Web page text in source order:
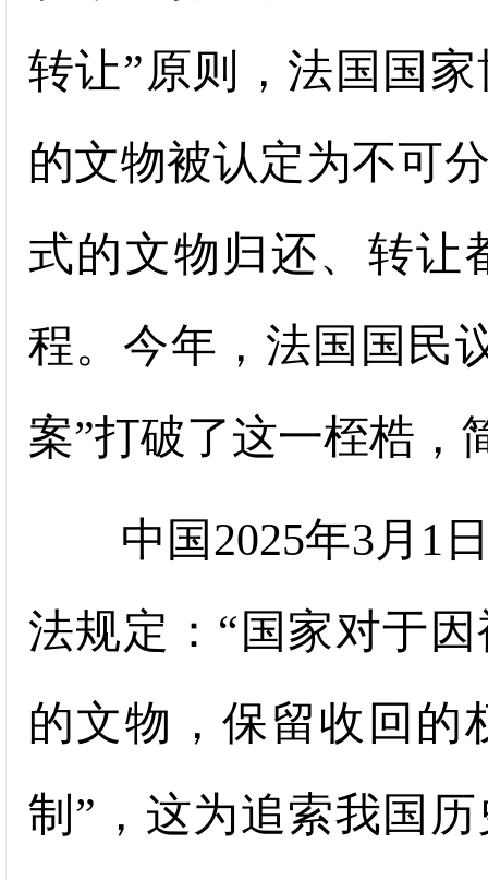
转让”原则，法国国
的文物被认定为不可
式的文物归还、转让
程。今年，法国国民
案”打破了这一桎梏，
中国2025年3月1日
法规定：“国家对于
的文物，保留收回的
制”，这为追索我国